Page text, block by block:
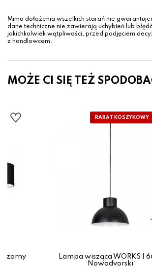
Mimo dołożenia wszelkich starań nie
dane techniczne nie zawierają uchybień lub
jakichkolwiek wątpliwości, przed podjęciem
z handlowcem.
MOŻE CI SIĘ TEŻ
czarny
Lampa wisząca WORKS I
Nowodvorski